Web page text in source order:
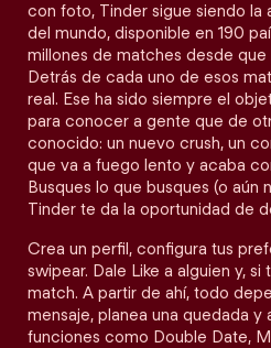
con foto, Tinder sigue siendo la
del mundo, disponible en 190
millones de matches desde
Detrás de cada uno de esos
real. Ese ha sido siempre el
para conocer a gente que de
conocido: un nuevo crush, un
que va a fuego lento y acaba
Busques lo que busques (o aún
Tinder te da la oportunidad de
Crea un perfil, configura tus
swipear. Dale Like a alguien y,
match. A partir de ahí, todo
mensaje, planea una quedada y
funciones como Double Date,